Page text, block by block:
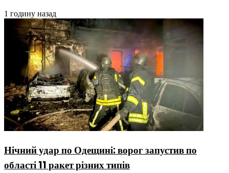
1 годину назад
Нічний удар по Одещині: ворог запустив по
області 11 ракет різних типів